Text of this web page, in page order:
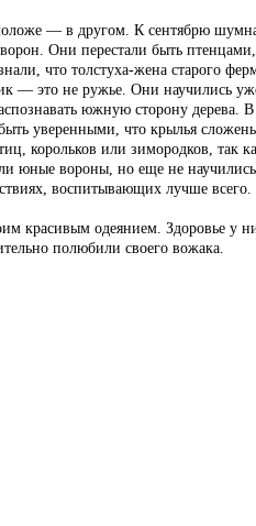
— в другом. К сентябрю
Они перестали быть птенцами,
что толстуха-жена старого
— это не ружье. Они научились
южную сторону дерева. В
быть уверенными, что крылья
корольков или зимородков, так
юные вороны, но еще не
воспитывающих лучше всего.
красивым одеянием. Здоровье у
полюбили своего вожака.